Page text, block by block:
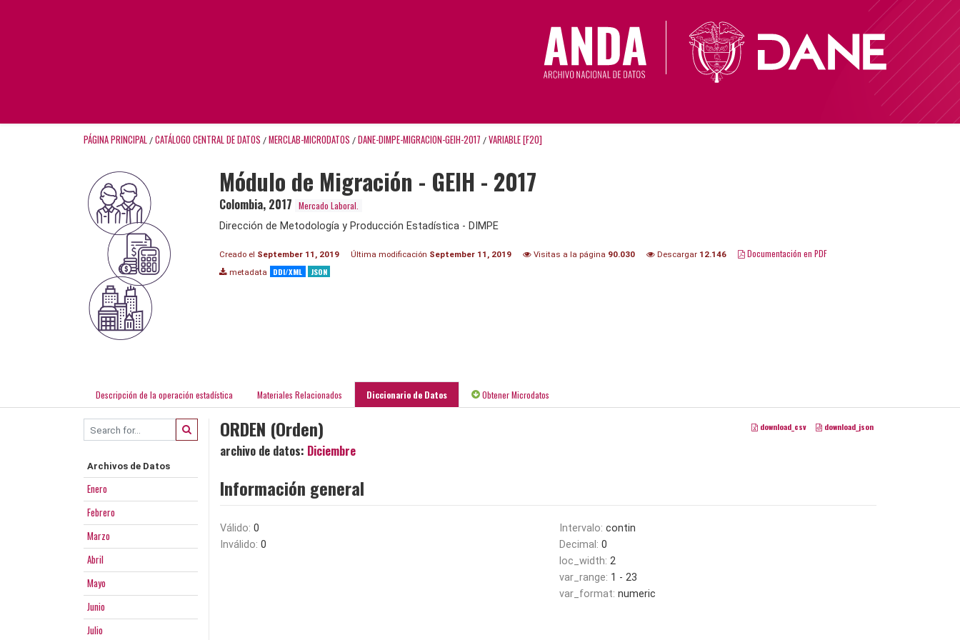
PÁGINA PRINCIPAL / CATÁLOGO CENTRAL DE DATOS / MERCLAB-MICRODATOS / DANE-DIMPE-MIGRACION-GEIH-2017 / VARIABLE [F20]
Módulo de Migración - GEIH - 2017
Colombia, 2017 Mercado Laboral.
Dirección de Metodología y Producción Estadística - DIMPE
Creado el September 11, 2019 Última modificación September 11, 2019 Visitas a la página 90.030 Descargar 12.146 Documentación en PDF
metadata DDI/XML JSON
Descripción de la operación estadística Materiales Relacionados Diccionario de Datos Obtener Microdatos
Archivos de Datos
Enero
Febrero
Marzo
Abril
Mayo
Junio
Julio
download_csv download_json
ORDEN (Orden)
archivo de datos: Diciembre
Información general
Válido: 0
Inválido: 0
Intervalo: contin
Decimal: 0
loc_width: 2
var_range: 1 - 23
var_format: numeric